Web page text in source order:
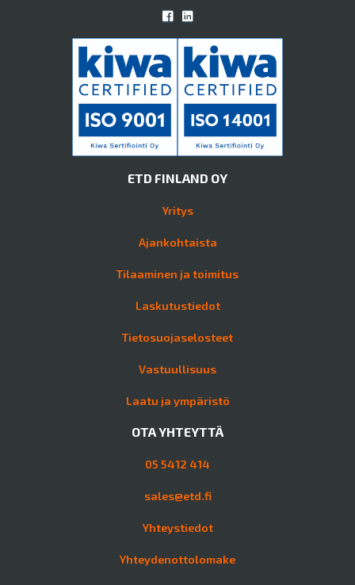
ETD FINLAND OY
Yritys
Ajankohtaista
Tilaaminen ja toimitus
Laskutustiedot
Tietosuojaselosteet
Vastuullisuus
Laatu ja ympäristö
OTA YHTEYTTÄ
05 5412 414
sales@etd.fi
Yhteystiedot
Yhteydenottolomake